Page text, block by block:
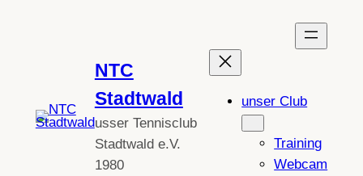
NTC
Stadtwald
usser Tennisclub
Stadtwald e.V.
1980
unser Club
Training
Webcam